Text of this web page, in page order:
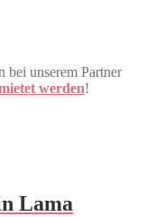
unserem Partner
werden!
Lama